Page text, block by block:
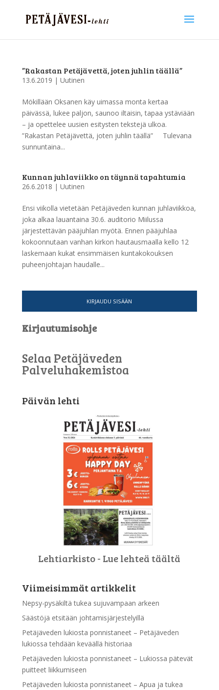
”Rakastan Petäjävettä, joten juhlin täällä”
13.6.2019 | Uutinen
Mökillään Oksanen käy uimassa monta kertaa
päivässä, lukee paljon, saunoo iltaisin, tapaa ystäviään
– ja opettelee uusien esitysten tekstejä ulkoa.
”Rakastan Petäjävettä, joten juhlin täällä” Tulevana
sunnuntaina...
Kunnan juhlaviikko on täynnä tapahtumia
26.6.2018 | Uutinen
Ensi viikolla vietetään Petäjäveden kunnan juhlaviikkoa,
joka alkaa lauantaina 30.6. auditorio Miilussa
järjestettävän pääjuhlan myötä. Ennen pääjuhlaa
kokoonnutaan vanhan kirkon hautausmaalla kello 12
laskemaan kukat ensimmäisen kuntakokouksen
puheenjohtajan haudalle...
KIRJAUDU SISÄÄN
Kirjautumisohje
Selaa Petäjäveden
Palveluhakemistoa
Päivän lehti
Lehtiarkisto - Lue lehteä täältä
Viimeisimmät artikkelit
Nepsy-pysäkiltä tukea sujuvampaan arkeen
Säästöjä etsitään johtamisjärjestelyillä
Petäjäveden lukiosta ponnistaneet – Petäjäveden
lukiossa tehdään keväällä historiaa
Petäjäveden lukiosta ponnistaneet – Lukiossa pätevät
puitteet liikkumiseen
Petäjäveden lukiosta ponnistaneet – Apua ja tukea